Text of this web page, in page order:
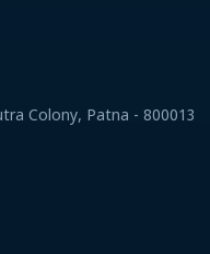
Colony, Patna - 800013